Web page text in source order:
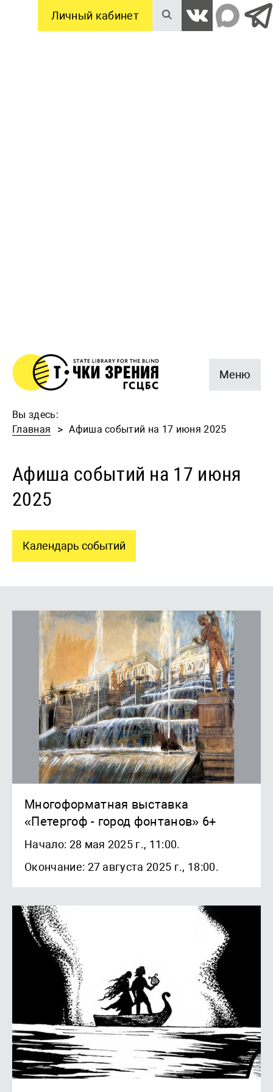
Меню
Личный кабинет
Вы здесь:
Главная
Афиша событий на 17 июня 2025
Афиша событий на 17 июня
2025
Календарь событий
Многоформатная выставка
«Петергоф - город фонтанов» 6+
Начало: 28 мая 2025 г., 11:00.
Окончание: 27 августа 2025 г., 18:00.